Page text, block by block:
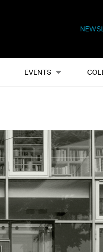
EVENTS
Alles Events Shop